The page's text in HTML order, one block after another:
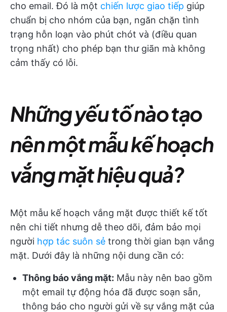
cho email. Đó là một chiến lược giao tiếp giúp
chuẩn bị cho nhóm của bạn, ngăn chặn tình
trạng hỗn loạn vào phút chót và (điều quan
trọng nhất) cho phép bạn thư giãn mà không
cảm thấy có lỗi.
Những yếu tố nào tạo
nên một mẫu kế hoạch
vắng mặt hiệu quả?
Một mẫu kế hoạch vắng mặt được thiết kế tốt
nên chi tiết nhưng dễ theo dõi, đảm bảo mọi
người hợp tác suôn sẻ trong thời gian bạn vắng
mặt. Dưới đây là những nội dung cần có:
Thông báo vắng mặt: Mẫu này nên bao gồm
một email tự động hóa đã được soạn sẵn,
thông báo cho người gửi về sự vắng mặt của